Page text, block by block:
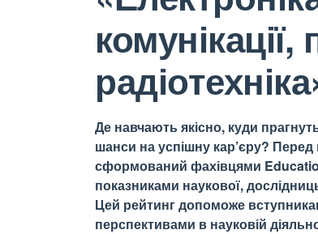
Де навчають якісно, куди
шанси на успішну кар’єру?
сформований фахівцями
показниками наукової,
Цей рейтинг допоможе
перспективами в науковій